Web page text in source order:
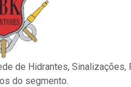
de Hidrantes,
do segmento.